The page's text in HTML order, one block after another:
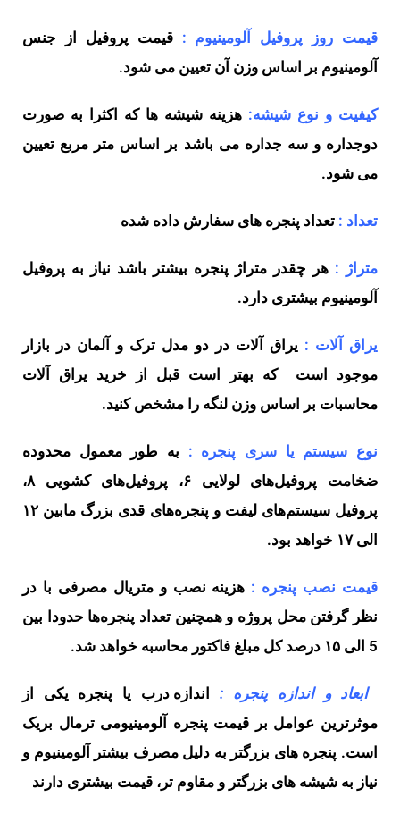
قیمت روز پروفیل آلومینیوم : قیمت پروفیل از جنس
آلومینیوم بر اساس وزن آن تعیین می شود.
کیفیت و نوع شیشه: هزینه شیشه ها که اکثرا به صورت
دوجداره و سه جداره می باشد بر اساس متر مربع تعیین
می شود.
تعداد : تعداد پنجره های سفارش داده شده
متراژ : هر چقدر متراژ پنجره بیشتر باشد نیاز به پروفیل
آلومینیوم بیشتری دارد.
یراق آلات : یراق آلات در دو مدل ترک و آلمان در بازار
موجود است که بهتر است قبل از خرید یراق آلات
محاسبات بر اساس وزن لنگه را مشخص کنید.
نوع سیستم یا سری پنجره : به طور معمول محدوده
ضخامت پروفیل‌های لولایی ۶، پروفیل‌های کشویی ۸،
پروفیل سیستم‌های لیفت و پنجره‌های قدی بزرگ مابین ۱۲
الی ۱۷ خواهد بود.
قیمت نصب پنجره : هزینه‌ نصب و متریال مصرفی با در
نظر گرفتن محل پروژه و همچنین تعداد پنجره‌ها حدودا بین
5 الی ۱۵ درصد کل مبلغ فاکتور محاسبه خواهد شد.
ابعاد و اندازه پنجره : اندازه درب یا پنجره یکی از
موثرترین عوامل بر قیمت پنجره آلومینیومی ترمال بریک
است. پنجره های بزرگتر به دلیل مصرف بیشتر آلومینیوم و
نیاز به شیشه های بزرگتر و مقاوم تر، قیمت بیشتری دارند